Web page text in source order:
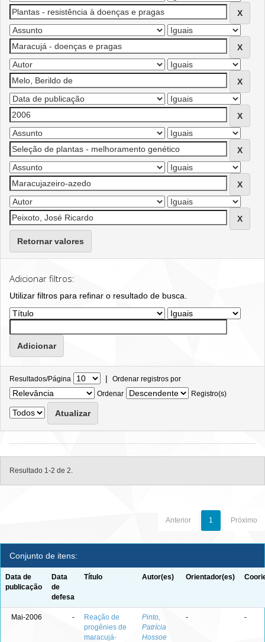
Retornar valores
Adicionar filtros:
Utilizar filtros para refinar o resultado de busca.
Resultados/Página | Ordenar registros por
Ordenar
Registro(s)
Resultado 1-2 de 2.
Anterior 1 Próximo
Conjunto de itens:
Data de
publicação
Data
de
defesa
Título Autor(es) Orientador(es)
Mai-2006 -
Reação de
progênies de
maracujá-
Pinto,
Patrícia
Hossoe
- -